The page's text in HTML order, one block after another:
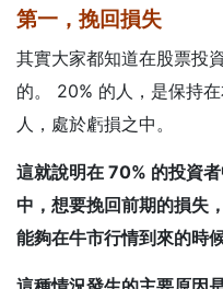
第一，挽回損失
其實大家都知道在股票投
的。 20% 的人，是保持
人，處於虧損之中。
這就說明在 70% 的投資
中，想要挽回前期的損失
能夠在牛市行情到來的時